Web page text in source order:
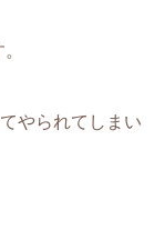
やられてしまい